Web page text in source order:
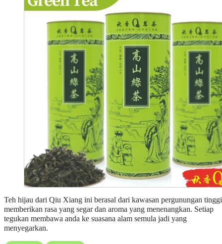
Teh hijau dari Qiu Xiang ini berasal dari kawasan pergunungan
memberikan rasa yang segar dan aroma yang menenangkan. Setiap
tegukan membawa anda ke suasana alam semula jadi yang
menyegarkan.